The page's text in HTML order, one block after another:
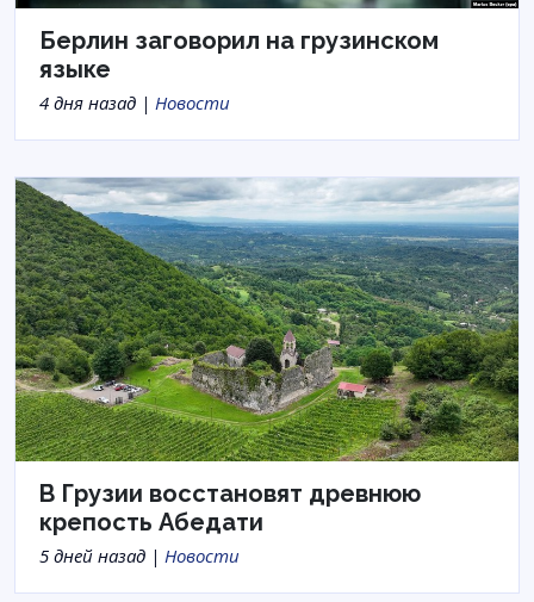
Берлин заговорил на грузинском
языке
4 дня назад | Новости
В Грузии восстановят древнюю
крепость Абедати
5 дней назад | Новости